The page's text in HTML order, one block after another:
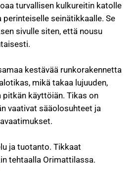
turvallisen kulkureitin katolle
seinätikkaalle. Se
sivulle siten, että nousu
kestävää runkorakennetta
mikä takaa lujuuden,
pitkän käyttöiän. Tikas on
vaativat sääolosuhteet ja
ja tuotanto. Tikkaat
tehtaalla Orimattilassa.